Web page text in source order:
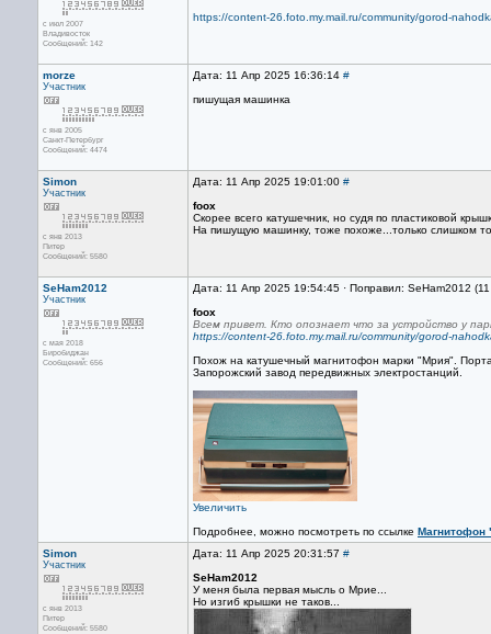
с июл 2007
Владивосток
Сообщений: 142
https://content-26.foto.my.mail.ru/community/gorod-
morze
Участник
с янв 2005
Санкт-Петербург
Сообщений: 4474
Дата: 11 Апр 2025 16:36:14 #
пишущая машинка
Simon
Участник
с янв 2013
Питер
Сообщений: 5580
Дата: 11 Апр 2025 19:01:00 #
foox
Скорее всего катушечник, но судя по пластиковой
На пишущую машинку, тоже похоже...только слишком
SeHam2012
Участник
с мая 2018
Биробиджан
Сообщений: 656
Дата: 11 Апр 2025 19:54:45 · Поправил: SeHam2012
foox
Всем привет. Кто опознает что за устройство у
https://content-26.foto.my.mail.ru/community/gorod-
Похож на катушечный магнитофон марки "Мрия".
Запорожский завод передвижных электростанций.
Увеличить
Подробнее, можно посмотреть по ссылке Магнитофон
Simon
Участник
с янв 2013
Питер
Сообщений: 5580
Дата: 11 Апр 2025 20:31:57 #
SeHam2012
У меня была первая мысль о Мрие...
Но изгиб крышки не таков...